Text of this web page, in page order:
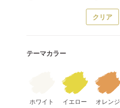
クリア
テーマカラー
ホワイト イエロー オレンジ